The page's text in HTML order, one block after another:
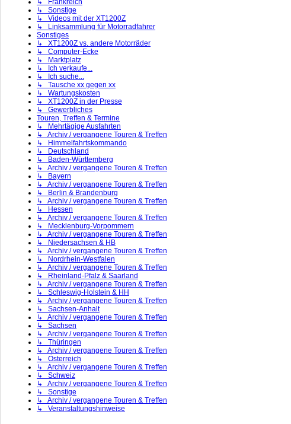
↳ Frankreich
↳ Sonstige
↳ Videos mit der XT1200Z
↳ Linksammlung für Motorradfahrer
Sonstiges
↳ XT1200Z vs. andere Motorräder
↳ Computer-Ecke
↳ Marktplatz
↳ Ich verkaufe...
↳ Ich suche...
↳ Tausche xx gegen xx
↳ Wartungskosten
↳ XT1200Z in der Presse
↳ Gewerbliches
Touren, Treffen & Termine
↳ Mehrtägige Ausfahrten
↳ Archiv / vergangene Touren & Treffen
↳ Himmelfahrtskommando
↳ Deutschland
↳ Baden-Württemberg
↳ Archiv / vergangene Touren & Treffen
↳ Bayern
↳ Archiv / vergangene Touren & Treffen
↳ Berlin & Brandenburg
↳ Archiv / vergangene Touren & Treffen
↳ Hessen
↳ Archiv / vergangene Touren & Treffen
↳ Mecklenburg-Vorpommern
↳ Archiv / vergangene Touren & Treffen
↳ Niedersachsen & HB
↳ Archiv / vergangene Touren & Treffen
↳ Nordrhein-Westfalen
↳ Archiv / vergangene Touren & Treffen
↳ Rheinland-Pfalz & Saarland
↳ Archiv / vergangene Touren & Treffen
↳ Schleswig-Holstein & HH
↳ Archiv / vergangene Touren & Treffen
↳ Sachsen-Anhalt
↳ Archiv / vergangene Touren & Treffen
↳ Sachsen
↳ Archiv / vergangene Touren & Treffen
↳ Thüringen
↳ Archiv / vergangene Touren & Treffen
↳ Österreich
↳ Archiv / vergangene Touren & Treffen
↳ Schweiz
↳ Archiv / vergangene Touren & Treffen
↳ Sonstige
↳ Archiv / vergangene Touren & Treffen
↳ Veranstaltungshinweise